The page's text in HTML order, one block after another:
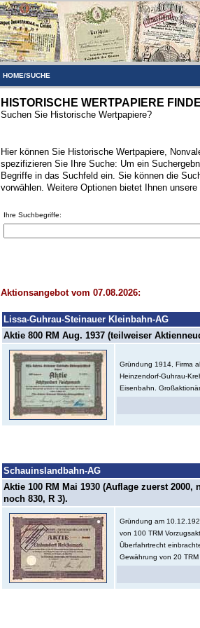
HOME/SUCHE
HISTORISCHE WERTPAPIERE
Suchen Sie Historische Wertpapiere?
Hier können Sie Historische Wertpapiere,
spezifizieren Sie Ihre Suche: Um ein
Begriffe in das Suchfeld ein. Sie können die
vorwählen. Weitere Optionen bietet Ihnen unsere
Ihre Suchbegriffe:
Aktionsangebot vom 07.08.2026:
Lissa-Guhrau-Steinauer Kleinbahn-AG
Aktie 800 RM Aug. 1937 (teilweiser
Gründung 1914, Firma
Heinzendorf-Guhrau-
Eisenbahn.
Schauinslandbahn-AG
Aktie 100 RM Mai 1930 (Auflage zuerst
noch 830, R 3).
Gründung am
von 100 TRM
Überfahrtrecht
Gewährung von 20